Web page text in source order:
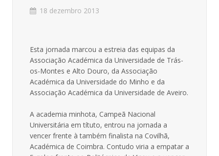
18 dezembro 2013
Esta jornada marcou a estreia das equipas da
Associação Académica da Universidade de Trás-
os-Montes e Alto Douro, da Associação
Académica da Universidade do Minho e da
Associação Académica da Universidade de Aveiro.
A academia minhota, Campeã Nacional
Universitária em títuto, entrou na jornada a
vencer frente à também finalista na Covilhã,
Académica de Coimbra. Contudo viria a empatar a